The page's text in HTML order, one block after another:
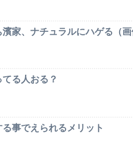
家、ナチュラルにハゲる（画
る人おる？
事でえられるメリット